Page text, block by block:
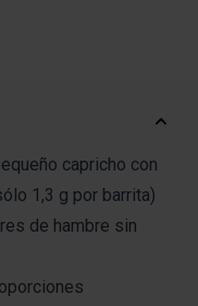
capricho con
1,3 g por barrita)
de hambre sin